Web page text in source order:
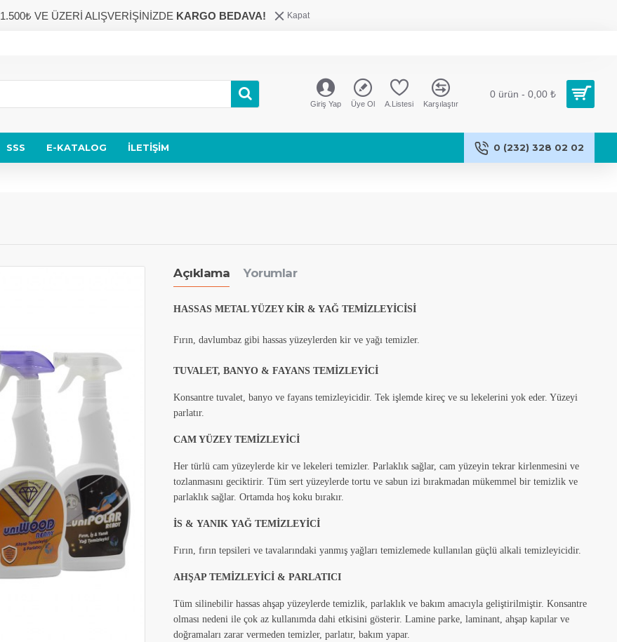
1.500₺ VE ÜZERİ ALIŞVERİŞİNİZDE KARGO BEDAVA! Kapat
Giriş Yap Üye Ol A.Listesi Karşılaştır
0 ürün - 0,00 ₺
SSS E-KATALOG İLETIŞIM 0 (232) 328 02 02
Açıklama Yorumlar
HASSAS METAL YÜZEY KİR & YAĞ TEMİZLEYİCİSİ
Fırın, davlumbaz gibi hassas yüzeylerden kir ve yağı temizler.
TUVALET, BANYO & FAYANS TEMİZLEYİCİ
Konsantre tuvalet, banyo ve fayans temizleyicidir. Tek işlemde kireç ve su lekelerini yok eder. Yüzeyi
parlatır.
CAM YÜZEY TEMİZLEYİCİ
Her türlü cam yüzeylerde kir ve lekeleri temizler. Parlaklık sağlar, cam yüzeyin tekrar kirlenmesini ve
tozlanmasını geciktirir. Tüm sert yüzeylerde tortu ve sabun izi bırakmadan mükemmel bir temizlik ve
parlaklık sağlar. Ortamda hoş koku bırakır.
İS & YANIK YAĞ TEMİZLEYİCİ
Fırın, fırın tepsileri ve tavalarındaki yanmış yağları temizlemede kullanılan güçlü alkali temizleyicidir.
AHŞAP TEMİZLEYİCİ & PARLATICI
Tüm silinebilir hassas ahşap yüzeylerde temizlik, parlaklık ve bakım amacıyla geliştirilmiştir. Konsantre
olması nedeni ile çok az kullanımda dahi etkisini gösterir. Lamine parke, laminant, ahşap kapılar ve
doğramaları zarar vermeden temizler, parlatır, bakım yapar.